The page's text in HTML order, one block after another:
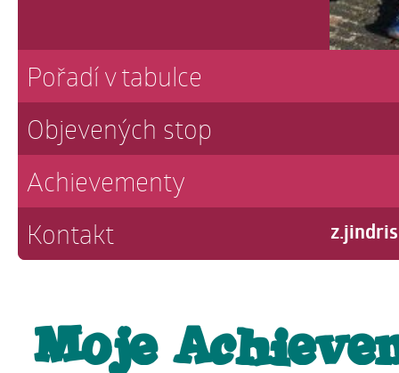
Pořadí v tabulce
Objevených stop
Achievementy
Kontakt
Moje